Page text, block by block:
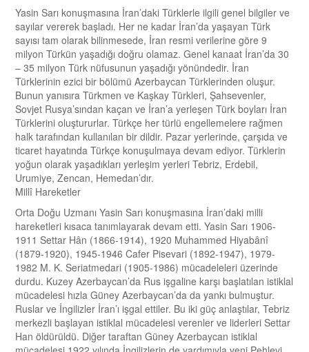
Yasin Sarı konuşmasına İran’daki Türklerle ilgili genel bilgiler ve
sayılar vererek başladı. Her ne kadar İran’da yaşayan Türk
sayısı tam olarak bilinmesede, İran resmi verilerine göre 9
milyon Türkün yaşadığı doğru olamaz. Genel kanaat İran’da 30
– 35 milyon Türk nüfusunun yaşadığı yönündedir. İran
Türklerinin ezici bir bölümü Azerbaycan Türklerinden oluşur.
Bunun yanısıra Türkmen ve Kaşkay Türkleri, Şahsevenler,
Sovjet Rusya’sından kaçan ve İran’a yerleşen Türk boyları İran
Türklerini oluştururlar. Türkçe her türlü engellemelere rağmen
halk tarafından kullanılan bir dildir. Pazar yerlerinde, çarşıda ve
ticaret hayatında Türkçe konuşulmaya devam ediyor. Türklerin
yoğun olarak yaşadıkları yerleşim yerleri Tebriz, Erdebil,
Urumiye, Zencan, Hemedan’dır.
Millî Hareketler
Orta Doğu Uzmanı Yasin Sarı konuşmasına İran’daki milli
hareketleri kısaca tanımlayarak devam etti. Yasin Sarı 1906-
1911 Settar Hân (1866-1914), 1920 Muhammed Hiyabânî
(1879-1920), 1945-1946 Cafer Pisevari (1892-1947), 1979-
1982 M. K. Seriatmedari (1905-1986) mücadeleleri üzerinde
durdu. Kuzey Azerbaycan’da Rus işgaline karşı başlatılan istiklal
mücadelesi hızla Güney Azerbaycan’da da yankı bulmuştur.
Ruslar ve İngilizler İran’ı işgal ettiler. Bu iki güç anlaştılar, Tebriz
merkezli başlayan istiklal mücadelesi verenler ve liderleri Settar
Han öldürüldü. Diğer taraftan Güney Azerbaycan istiklal